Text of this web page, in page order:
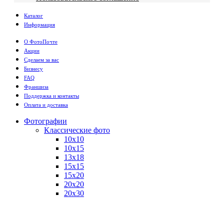
Каталог
Информация
О ФотоПочте
Акции
Сделаем за вас
Бизнесу
FAQ
Франшиза
Поддержка и контакты
Оплата и доставка
Фотографии
Классические фото
10х10
10х15
13х18
15х15
15х20
20х20
20х30